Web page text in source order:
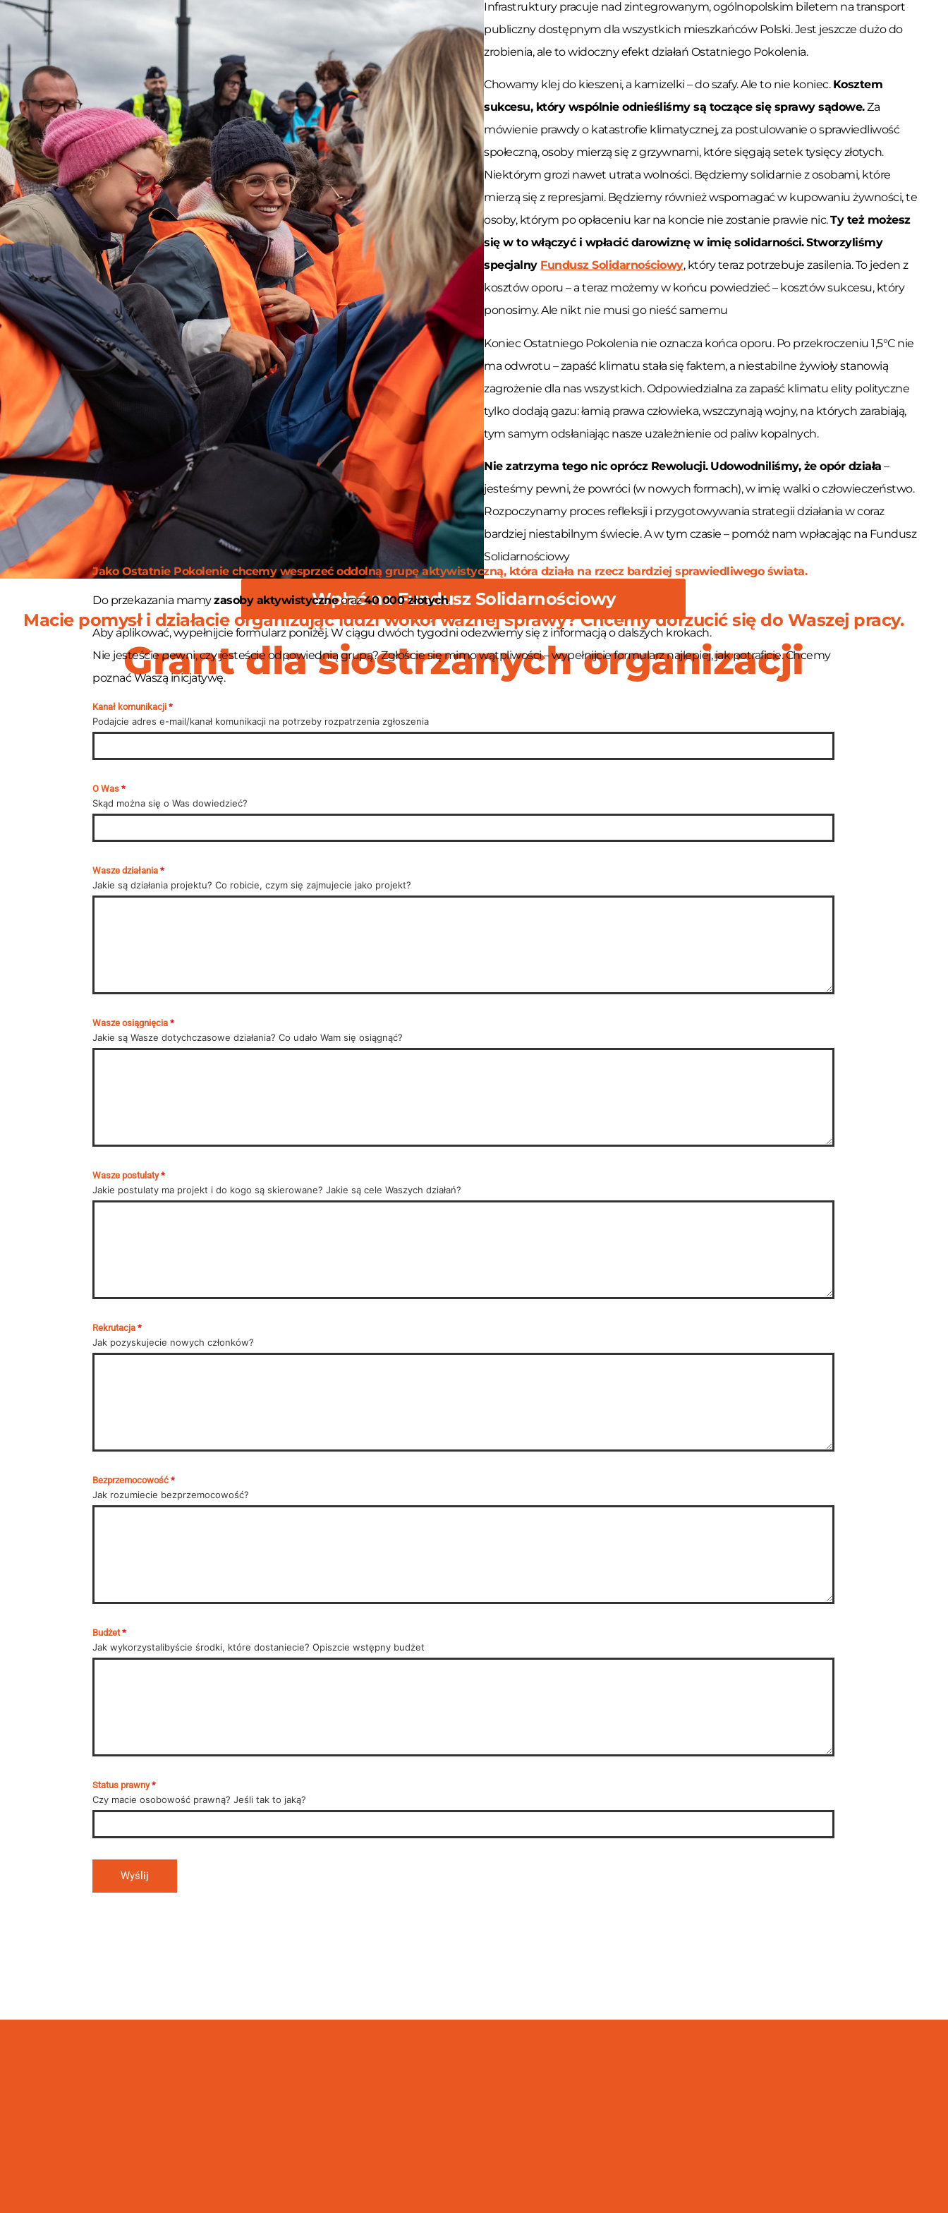
Infrastruktury pracuje nad zintegrowanym, ogólnopolskim biletem na transport
publicznydostępnym dla wszystkich mieszkańców Polski. Jest jeszcze dużo do
zrobienia, ale to widoczny efekt działań Ostatniego Pokolenia.
Chowamy klej do kieszeni, a kamizelki – do szafy. Ale to nie koniec. Kosztem
sukcesu, który wspólnie odnieśliśmy są toczące się sprawy sądowe.Za
mówienie prawdy o katastrofie klimatycznej, za postulowanie o sprawiedliwość
społeczną, osoby mierzą się z grzywnami, które sięgają setek tysięcy złotych.
Niektórym grozi nawet utrata wolności. Będziemy solidarnie z osobami, które
mierzą się z represjami. Będziemy również wspomagać w kupowaniu żywności, te
osoby, którym po opłaceniu kar na koncie nie zostanie prawie nic.Ty też możesz
się w to włączyć i wpłacić darowiznę w imię solidarności.Stworzyliśmy
specjalny Fundusz Solidarnościowy, który teraz potrzebuje zasilenia. To jeden z
kosztów oporu – a teraz możemy w końcu powiedzieć – kosztów sukcesu, który
ponosimy. Ale nikt nie musi go nieść samemu
Koniec Ostatniego Pokolenia nie oznacza końca oporu. Po przekroczeniu 1,5°C nie
ma odwrotu – zapaść klimatu stała się faktem, a niestabilne żywioły stanowią
zagrożenie dla nas wszystkich. Odpowiedzialna za zapaść klimatu elity polityczne
tylko dodają gazu: łamią prawa człowieka, wszczynają wojny, na których zarabiają,
tym samym odsłaniając nasze uzależnienie od paliw kopalnych.
Nie zatrzyma tego nic oprócz Rewolucji. Udowodniliśmy, że opór działa –
jesteśmy pewni, że powróci (w nowych formach), w imię walki o człowieczeństwo.
Rozpoczynamy proces refleksji i przygotowywania strategii działania w coraz
bardziej niestabilnym świecie. A w tym czasie – pomóż nam wpłacając na Fundusz
Solidarnościowy
Wpłać na Fundusz Solidarnościowy
Grant dla siostrzanych organizacji
Macie pomysł i działacie organizując ludzi wokół ważnej sprawy? Chcemy dorzucić się do Waszej pracy.
Jako Ostatnie Pokolenie chcemy wesprzeć oddolną grupę aktywistyczną, która działa na rzecz bardziej sprawiedliwego świata.
Do przekazania mamyzasoby aktywistyczneoraz40 000 złotych.
Aby aplikować, wypełnijcie formularz poniżej. W ciągu dwóch tygodni odezwiemy się z informacją o dalszych krokach.
Nie jesteście pewni, czy jesteście odpowiednią grupą? Zgłoście się mimo wątpliwości – wypełnijcie formularz najlepiej, jak potraficie. Chcemy
poznać Waszą inicjatywę.
Kanał komunikacji*
Podajcie adres e-mail/kanał komunikacji na potrzeby rozpatrzenia zgłoszenia
O Was*
Skąd można się o Was dowiedzieć?
Wasze działania*
Jakie są działania projektu? Co robicie, czym się zajmujecie jako projekt?
Wasze osiągnięcia*
Jakie są Wasze dotychczasowe działania? Co udało Wam się osiągnąć?
Wasze postulaty*
Jakie postulaty ma projekt i do kogo są skierowane? Jakie są cele Waszych działań?
Rekrutacja*
Jak pozyskujecie nowych członków?
Bezprzemocowość*
Jak rozumiecie bezprzemocowość?
Budżet*
Jak wykorzystalibyście środki, które dostaniecie? Opiszcie wstępny budżet
Status prawny*
Czy macie osobowość prawną? Jeśli tak to jaką?
Wyślij